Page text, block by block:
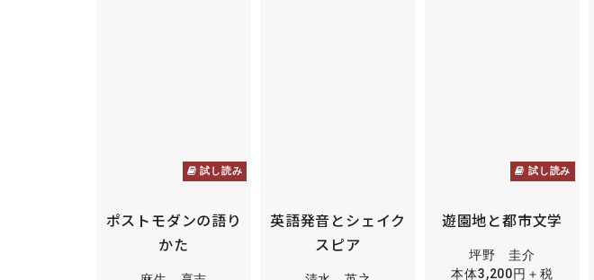
試し読み
ポストモダンの語り
かた
英語発音とシェイク
スピア
試し読み
遊園地と都市文学
坪野 圭介
本体3,200円＋税